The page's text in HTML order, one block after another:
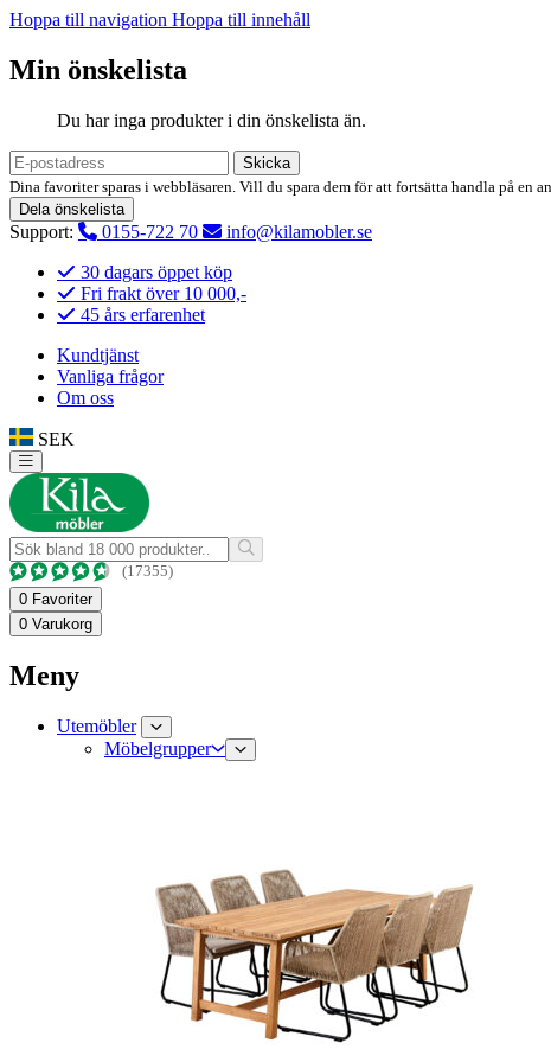
Hoppa till navigation Hoppa till innehåll
Min önskelista
Du har inga produkter i din önskelista än.
Skicka
Dina favoriter sparas i webbläsaren. Vill du spara dem för att fortsätta handla på
Dela önskelista
Support: 0155-722 70
info@kilamobler.se
30 dagars öppet köp
Fri frakt över 10 000,-
45 års erfarenhet
Kundtjänst
Vanliga frågor
Om oss
SEK
(17355)
0 Favoriter
0 Varukorg
Meny
Utemöbler
Möbelgrupper